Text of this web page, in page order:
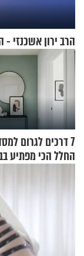
הרב ירון אשכנזי
7 דרכים לגרום
החלל הכי מפתיע